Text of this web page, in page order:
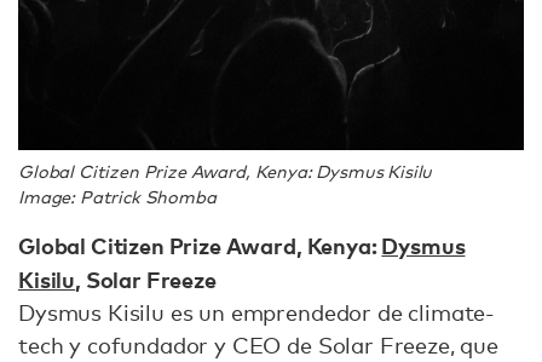
Global Citizen Prize Award, Kenya: Dysmus Kisilu
Image: Patrick Shomba
Global Citizen Prize Award, Kenya:Dysmus
Kisilu, Solar Freeze
Dysmus Kisilu es un emprendedor de climate-
tech y cofundador y CEO de Solar Freeze, que